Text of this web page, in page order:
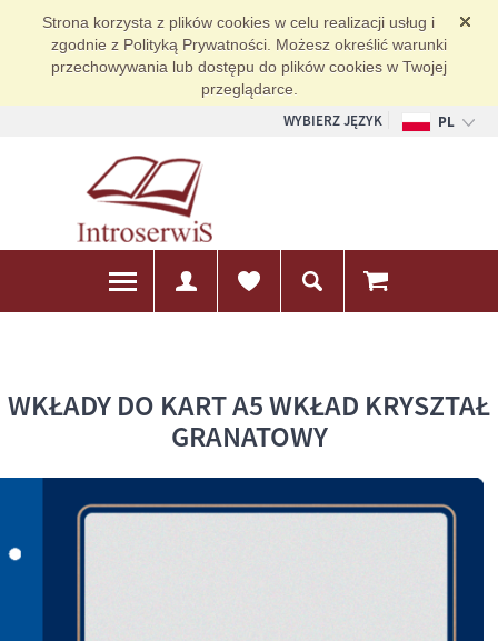
Strona korzysta z plików cookies w celu realizacji usług i
zgodnie z Polityką Prywatności. Możesz określić warunki
przechowywania lub dostępu do plików cookies w Twojej
przeglądarce.
WYBIERZ JĘZYK
PL
WKŁADY DO KART A5 WKŁAD KRYSZTAŁ
GRANATOWY